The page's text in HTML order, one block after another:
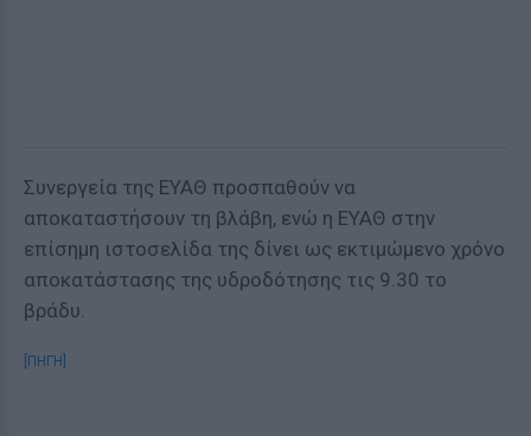
Συνεργεία της ΕΥΑΘ προσπαθούν να
αποκαταστήσουν τη βλάβη, ενώ η ΕΥΑΘ στην
επίσημη ιστοσελίδα της δίνει ως εκτιμώμενο χρόνο
αποκατάστασης της υδροδότησης τις 9.30 το
βράδυ.
[ΠΗΓΗ]